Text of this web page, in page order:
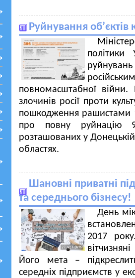
Руйнування
повномасштабної війни.
злочинів росії проти
пошкодження рашистами
про повну руйнацію 9
розташованих у Донецькій,
областях.
Шановні приватні
та середнього бізнесу!
День
2017
Його мета –
середніх підприємств у